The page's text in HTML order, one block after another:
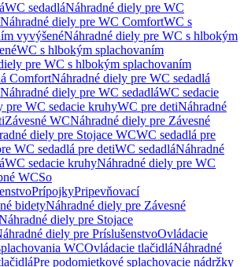
WC sedadláNáhradné diely pre WC
Náhradné diely pre WC ComfortWC s
vyvýšenéNáhradné diely pre WC s hlbokým
WC s hlbokým splachovaním
pre WC s hlbokým splachovaním
ComfortNáhradné diely pre WC sedadlá
Náhradné diely pre WC sedadláWC sedacie
pre WC sedacie kruhyWC pre detiNáhradné
Závesné WCNáhradné diely pre Závesné
diely pre Stojace WCWC sedadlá pre
WC sedadlá pre detiWC sedadláNáhradné
WC sedacie kruhyNáhradné diely pre WC
WCSo
PrípojkyPripevňovací
bidetyNáhradné diely pre Závesné
diely pre Stojace
diely pre PríslušenstvoOvládacie
WCOvládacie tlačidláNáhradné
Pre podomietkové splachovacie nádržky